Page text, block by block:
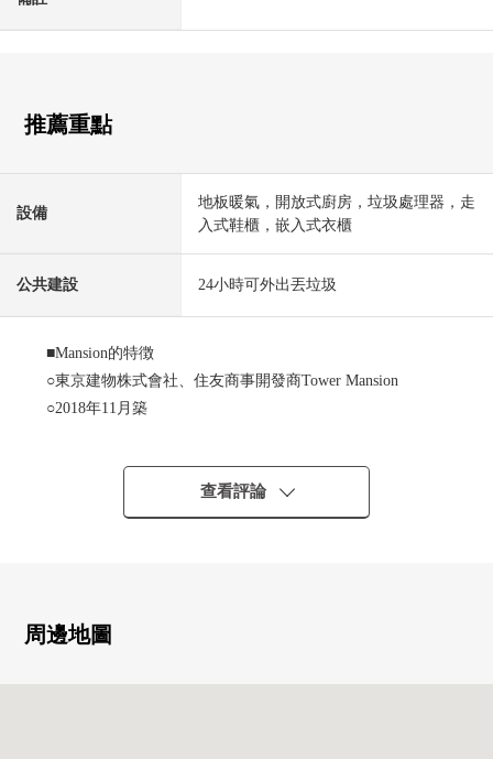
推薦重點
設備
地板暖氣，開放式廚房，垃圾處理器，走
入式鞋櫃，嵌入式衣櫃
公共建設 24小時可外出丟垃圾
■Mansion的特徴
○東京建物株式會社、住友商事開發商Tower Mansion
○2018年11月築
○宅配保管櫃
○三倍安全系統
■房間的特徴
查看評論
周邊地圖